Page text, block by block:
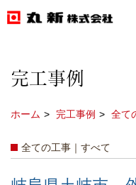
完工事例
ホーム 完工事例 全て
全ての工事｜すべて